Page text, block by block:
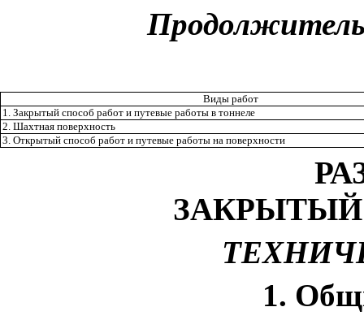
Виды работ
1.Закрытый способ работ и путевые работы в тоннеле
2. Шахтная поверхность
3. Открытый способ работ и путевые работы на поверхности
1.